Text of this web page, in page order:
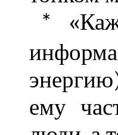
*
ему